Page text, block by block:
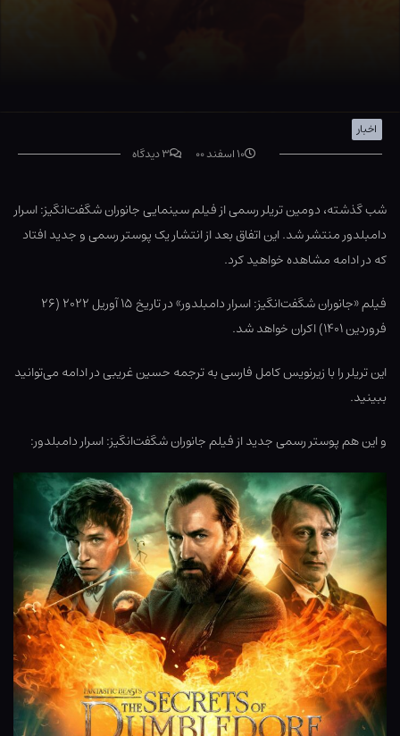
اخبار
۱۰ اسفند ۰۰
۳ دیدگاه
شب گذشته، دومین تریلر رسمی از فیلم سینمایی جانوران شگفت‌انگیز: اسرار
دامبلدور منتشر شد. این اتفاق بعد از انتشار یک پوستر رسمی و جدید افتاد
که در ادامه مشاهده خواهید کرد.
فیلم «جانوران شگفت‌انگیز: اسرار دامبلدور» در تاریخ ۱۵ آوریل ۲۰۲۲ (۲۶
فروردین ۱۴۰۱) اکران خواهد شد.
این تریلر را با زیرنویس کامل فارسی به ترجمه حسین غریبی در ادامه می‌توانید
ببینید.
و این هم پوستر رسمی جدید از فیلم جانوران شگفت‌انگیز: اسرار دامبلدور: